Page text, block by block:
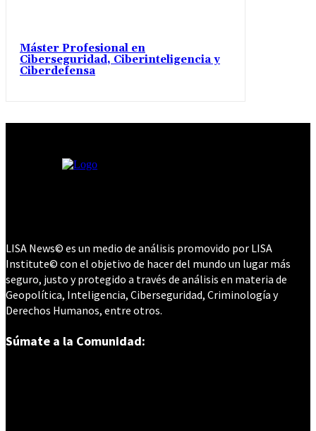
Máster Profesional en
Ciberseguridad, Ciberinteligencia y
Ciberdefensa
LISA News© es un medio de análisis promovido por LISA
Institute© con el objetivo de hacer del mundo un lugar más
seguro, justo y protegido a través de análisis en materia de
Geopolítica, Inteligencia, Ciberseguridad, Criminología y
Derechos Humanos, entre otros.
Súmate a la Comunidad: